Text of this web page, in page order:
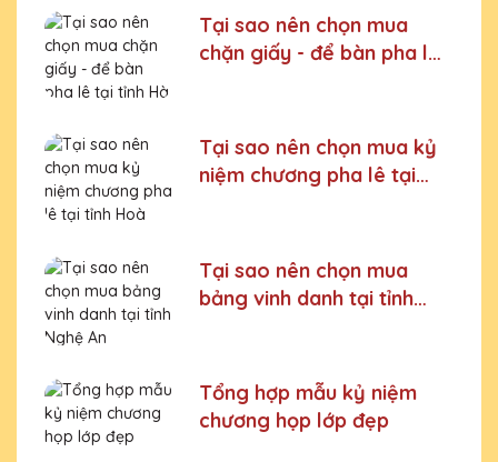
Tại sao nên chọn mua
chặn giấy - để bàn pha lê
Tại sao nên chọn mua kỷ
niệm chương pha lê tại
Tại sao nên chọn mua
bảng vinh danh tại tỉnh
Tổng hợp mẫu kỷ niệm
chương họp lớp đẹp